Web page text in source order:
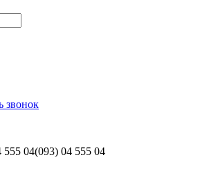
звонок
555 04(093) 04 555 04